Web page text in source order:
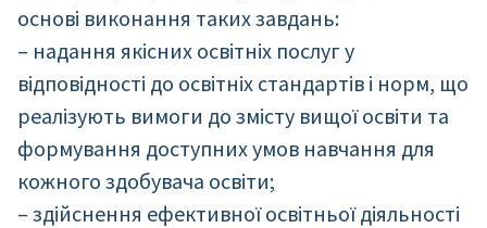
основі виконання таких завдань:
– надання якісних освітніх послуг у
відповідності до освітніх стандартів і норм, що
реалізують вимоги до змісту вищої освіти та
формування доступних умов навчання для
кожного здобувача освіти;
– здійснення ефективної освітньої діяльності